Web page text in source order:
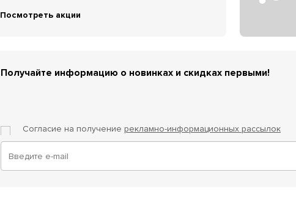
Посмотреть акции
Получайте информацию о новинках и скидках первыми!
Согласие на получение рекламно-информационных рассылок